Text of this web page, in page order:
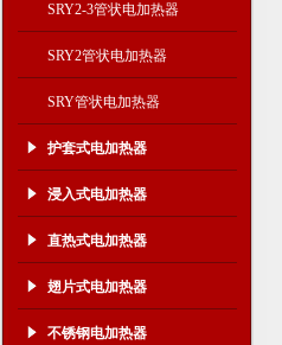
SRY2-3管状电加热器
SRY2管状电加热器
SRY管状电加热器
护套式电加热器
浸入式电加热器
直热式电加热器
翅片式电加热器
不锈钢电加热器